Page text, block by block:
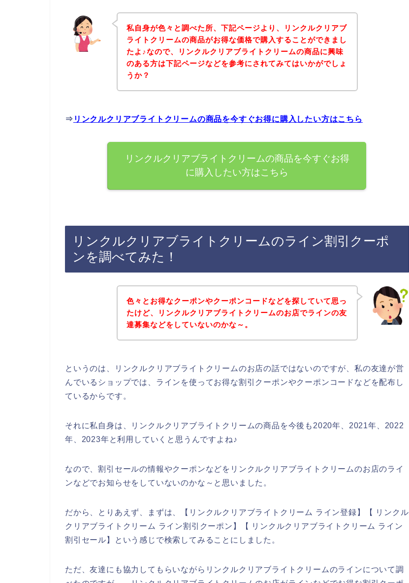
私自身が色々と調べた所、下記ページより、リンクルクリアブ
ライトクリームの商品がお得な価格で購入することができまし
たよ♪なので、リンクルクリアブライトクリームの商品に興味
のある方は下記ページなどを参考にされてみてはいかがでしょ
うか？
⇒ リンクルクリアブライトクリームの商品を今すぐお得に購入したい方はこちら
リンクルクリアブライトクリームの商品を今すぐお得
に購入したい方はこちら
リンクルクリアブライトクリームのライン割引クーポ
ンを調べてみた！
色々とお得なクーポンやクーポンコードなどを探していて思っ
たけど、リンクルクリアブライトクリームのお店でラインの友
達募集などをしていないのかな～。
というのは、リンクルクリアブライトクリームのお店の話ではないのですが、私の友達が営
んでいるショップでは、ラインを使ってお得な割引クーポンやクーポンコードなどを配布し
ているからです。
それに私自身は、リンクルクリアブライトクリームの商品を今後も2020年、2021年、2022
年、2023年と利用していくと思うんですよね♪
なので、割引セールの情報やクーポンなどをリンクルクリアブライトクリームのお店のライ
ンなどでお知らせをしていないのかな～と思いました。
だから、とりあえず、まずは、【リンクルクリアブライトクリーム ライン登録】【 リンクル
クリアブライトクリーム ライン割引クーポン】【 リンクルクリアブライトクリーム ライン
割引セール】という感じで検索してみることにしました。
ただ、友達にも協力してもらいながらリンクルクリアブライトクリームのラインについて調